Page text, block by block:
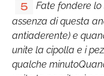
5
Fate fondere lo
assenza di questa
antiaderente) e
unite la cipolla e i
qualche